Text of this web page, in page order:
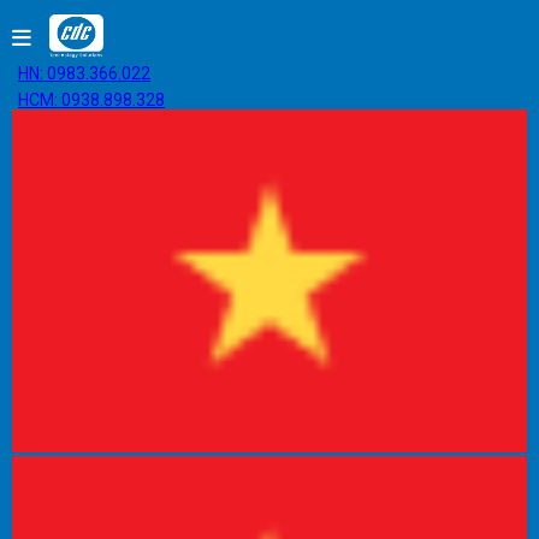
HN: 0983.366.022
HCM: 0938.898.328